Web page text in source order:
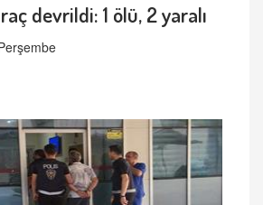
devrildi: 1 ölü, 2 yaralı